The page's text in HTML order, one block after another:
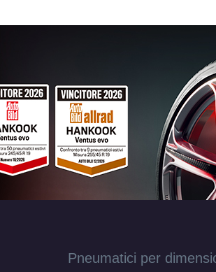
Atena Glossy Black Machined
Foro centrale: 63.4mm
Atena Glossy Silver 5 fori 18"
Foro centrale: 66.5mm Esaurito
Atena Glossy Black 5 fori 18"
Disponibile
Pneumatici per